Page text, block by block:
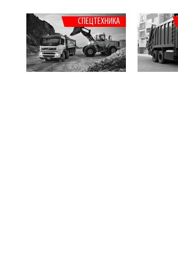
СПЕЦТЕХНИКА